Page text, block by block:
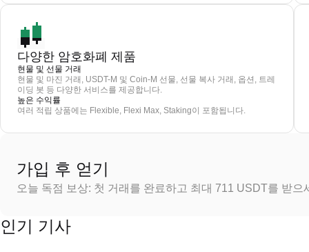
다양한 암호화폐 제품
현물 및 선물 거래
현물 및 마진 거래, USDT-M 및 Coin-M 선물, 선물 복사 거래, 옵션, 트레
이딩 봇 등 다양한 서비스를 제공합니다.
높은 수익률
여러 적립 상품에는 Flexible, Flexi Max, Staking이 포함됩니다.
가입 후 얻기
오늘 독점 보상: 첫 거래를 완료하고 최대 711 USDT를 받으
인기 기사